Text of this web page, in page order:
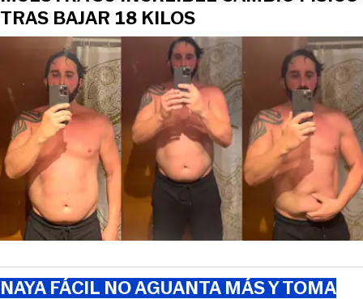
TRAS BAJAR 18 KILOS
NAYA FÁCIL NO AGUANTA MÁS Y TOMA